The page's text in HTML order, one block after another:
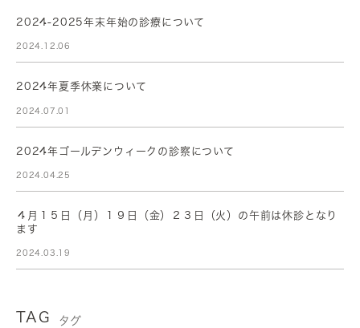
2024-2025年末年始の診療について
2024.12.06
2024年夏季休業について
2024.07.01
2024年ゴールデンウィークの診察について
2024.04.25
４月１５日（月）１９日（金）２３日（火）の午前は休診となり
ます
2024.03.19
TAG タグ